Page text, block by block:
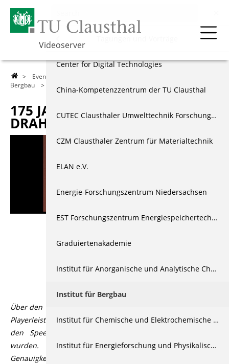
Videoserver
> Events & Vorträge
Bergbau > 175 Jahre Erfindung des Drahtseils
175 JAHRE ERFINDUNG DES
DRAHTSEILS
Beschreibung
Table of Contents
Über den Videoplayer lassen sich über den CC Button in der
Playerleiste Untertitel aktivieren, die automatisiert durch
den Speech-to-Text Dienst Open AI Whisper generiert
wurden. Der Dienst bietet üblicherweise eine hohe
Genauigkeit bzw. Korrektheit, die aber variieren kann.
Über die TU
Lehre
Forschung
Events & Vorträge
Berichte & Dokus
250 Jahr Feier der TU Clausthal
Tagungen und Vorträge
Akademische Feierstunden
Festakte & Jubiläen
Wissenschaft, Technik & Ethik
Center for Digital Technologies
China-Kompetenzzentrum der TU Clausthal
CUTEC Clausthaler Umwelttechnik Forschungszentrum
CZM Clausthaler Zentrum für Materialtechnik
ELAN e.V.
Energie-Forschungszentrum Niedersachsen
EST Forschungszentrum Energiespeichertechnologien
Graduiertenakademie
Institut für Anorganische und Analytische Chemie
Institut für Bergbau
Institut für Chemische und Elektrochemische Verfahrenstechnik
Institut für Energieforschung und Physikalische Technologien